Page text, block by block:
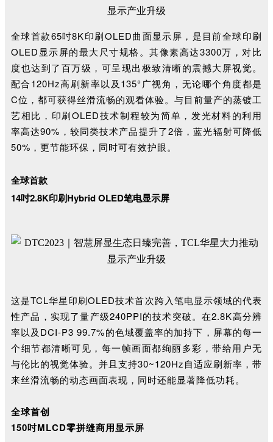
全球首款65吋8K印刷OLED曲面显示屏 ， 是目前全球印刷
OLED显示屏的最大尺寸规格。其像素高达3300万，对比
度也达到了百万级，可呈现出极致清晰的震撼大屏视觉。
配合120Hz高刷新率以及135°广视角，无论哪个角度都是
C位，都可获得丝滑流畅的观看体验。与目前量产的蒸镀工
艺相比，印刷OLED技术制程较为简单，发光材料的利用
率高达90%，较同类技术产品提升了2倍，蓝光辐射可降低
50%，更节能环保，同时可有效护眼。
全球首款
14吋2.8K印刷Hybrid OLED笔电显示屏
这是TCL华星印刷OLED技术首次跨入笔电显示领域的代表
性产品，实现了量产级240PPI的技术突破。在2.8K高分辨
率以及DCI-P3 99.7%的色域覆盖率的加持下，屏幕的每一
个细节都清晰可见，每一帧画面都绚丽多彩，带给用户无
与伦比的视觉体验。并且支持30~120Hz自适应刷新率，带
来丝滑流畅的动态画面表现，同时还能显著降低功耗。
全球首创
150吋MLCD零拼缝商用显示屏